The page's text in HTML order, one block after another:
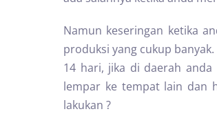
Namun keseringan ketika
produksi yang cukup
14 hari, jika di daerah
lempar ke tempat lain dan
lakukan ?